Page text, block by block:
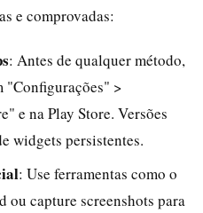
e comprovadas:
: Antes de qualquer método,
"Configurações" >
e na Play Store. Versões
widgets persistentes.
: Use ferramentas como o
capture screenshots para